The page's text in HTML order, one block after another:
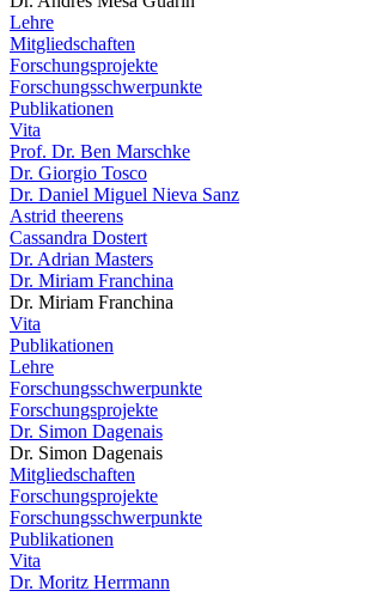
Lehre
Mitgliedschaften
Forschungsprojekte
Forschungsschwerpunkte
Publikationen
Vita
Prof. Dr. Ben Marschke
Dr. Giorgio Tosco
Dr. Daniel Miguel Nieva Sanz
Astrid theerens
Cassandra Dostert
Dr. Adrian Masters
Dr. Miriam Franchina
Dr. Miriam Franchina
Vita
Publikationen
Lehre
Forschungsschwerpunkte
Forschungsprojekte
Dr. Simon Dagenais
Dr. Simon Dagenais
Mitgliedschaften
Forschungsprojekte
Forschungsschwerpunkte
Publikationen
Vita
Dr. Moritz Herrmann